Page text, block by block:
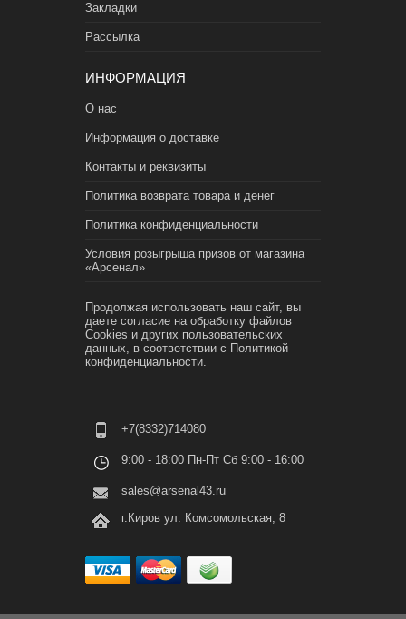
Закладки
Рассылка
ИНФОРМАЦИЯ
О нас
Информация о доставке
Контакты и реквизиты
Политика возврата товара и денег
Политика конфиденциальности
Условия розыгрыша призов от магазина
«Арсенал»
Продолжая использовать наш сайт, вы
даете согласие на обработку файлов
Cookies и других пользовательских
данных, в соответствии с Политикой
конфиденциальности.
+7(8332)714080
9:00 - 18:00 Пн-Пт Сб 9:00 - 16:00
sales@arsenal43.ru
г.Киров ул. Комсомольская, 8